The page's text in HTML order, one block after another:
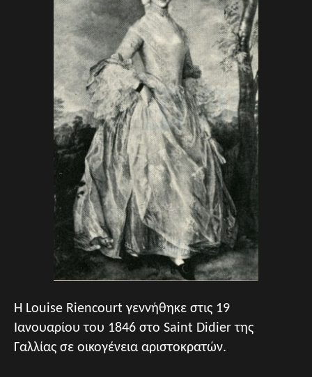
Η Louise Riencourt γεννήθηκε στις 19
Ιανουαρίου του 1846 στο Saint Didier της
Γαλλίας σε οικογένεια αριστοκρατών.